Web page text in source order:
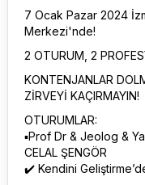
7 Ocak Pazar 2024
Merkezi'nde!
2 OTURUM, 2
KONTENJANLAR
ZİRVEYİ KAÇIRMAYIN!
OTURUMLAR:
▪️Prof Dr & Jeolog &
CELAL ŞENGÖR
✔️ Kendini